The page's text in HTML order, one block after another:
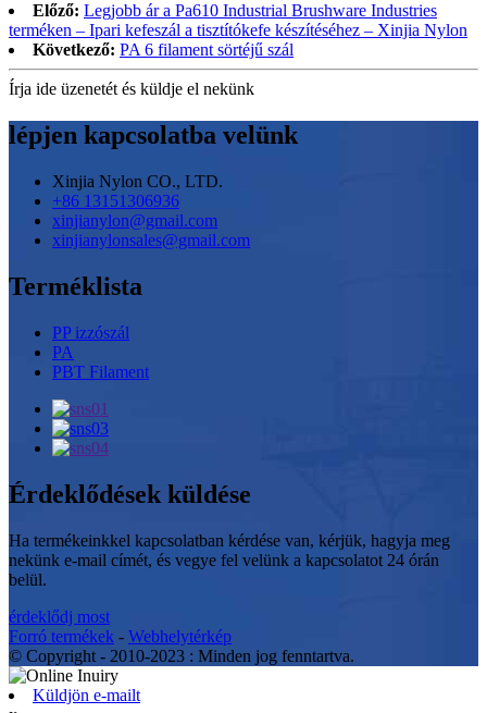
Előző: Legjobb ár a Pa610 Industrial Brushware Industries
terméken – Ipari kefeszál a tisztítókefe készítéséhez – Xinjia Nylon
Következő: PA 6 filament sörtéjű szál
Írja ide üzenetét és küldje el nekünk
lépjen kapcsolatba velünk
Xinjia Nylon CO., LTD.
+86 13151306936
xinjianylon@gmail.com
xinjianylonsales@gmail.com
Terméklista
PP izzószál
PA
PBT Filament
Érdeklődések küldése
Ha termékeinkkel kapcsolatban kérdése van, kérjük, hagyja meg
nekünk e-mail címét, és vegye fel velünk a kapcsolatot 24 órán
belül.
érdeklődj most
Forró termékek - Webhelytérkép
© Copyright - 2010-2023 : Minden jog fenntartva.
Küldjön e-mailt